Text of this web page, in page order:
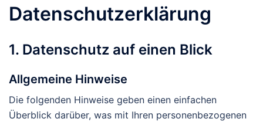
Datenschutz­erklärung
1. Datenschutz auf einen Blick
Allgemeine Hinweise
Die folgenden Hinweise geben einen einfachen
Überblick darüber, was mit Ihren personenbezogenen